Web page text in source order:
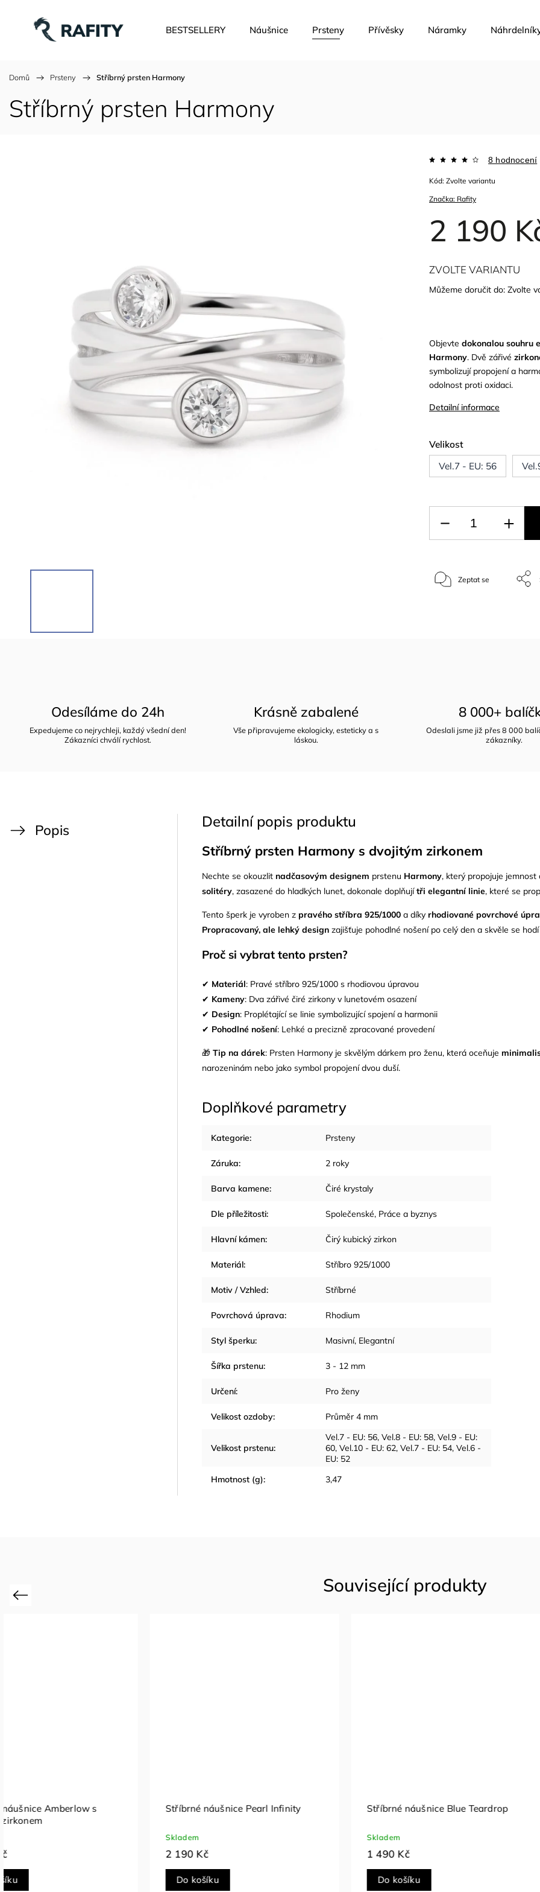
BESTSELLERY Náušnice Prsteny Přívěsky Náramky
Domů / Prsteny / Stříbrný prsten Harmony
Stříbrný prsten Harmony
Značka: Rafity
8 hodnocení
2 190
Kód: Zvolte variantu
Objevtedokonalou souhru
Harmony. Dvě zářivé
symbolizují propojení a
odolnost proti oxidaci.
Detailní informace
Velikost
Vel.7 - EU: 56
ZVOLTE VARIANTU
Můžeme doručit do: Zvolte
Zeptat se
Odesíláme do 24h
Expedujeme co nejrychleji, každý všední den!
Zákazníci chválí rychlost.
Krásně zabalené
Vše připravujeme ekologicky, esteticky a s
láskou.
8 000+
Odeslali jsme již přes 8 000
zákazníky.
Popis Detailní popis produktu
Stříbrný prsten Harmony s dvojitým zirkonem
Nechte se okouzlit nadčasovým designem prstenu Harmony, který propojuje
solitéry, zasazené do hladkých lunet, dokonale doplňujítři elegantní linie, které se
Tento šperk je vyroben z pravého stříbra 925/1000 a díky rhodiované povrchové
Propracovaný, ale lehký design zajišťuje pohodlné nošení po celý den a skvěle se
Proč si vybrat tento prsten?
✔ Materiál: Pravé stříbro 925/1000 s rhodiovou úpravou
✔ Kameny: Dva zářivé čiré zirkony v lunetovém osazení
✔ Design: Proplétající se linie symbolizující spojení a harmonii
✔ Pohodlné nošení: Lehké a precizně zpracované provedení
🎁 Tip na dárek: Prsten Harmony je skvělým dárkem pro ženu, která oceňuje
narozeninám nebo jako symbol propojení dvou duší.
Doplňkové parametry
Kategorie: Prsteny
Záruka: 2 roky
Barva kamene: Čiré krystaly
Dle příležitosti: Společenské, Práce a byznys
Hlavní kámen: Čirý kubický zirkon
Materiál: Stříbro 925/1000
Motiv / Vzhled: Stříbrné
Povrchová úprava: Rhodium
Styl šperku: Masivní, Elegantní
Šířka prstenu: 3 - 12 mm
Určení: Pro ženy
Velikost ozdoby: Průměr 4 mm
Velikost prstenu:
Vel.7 - EU: 56, Vel.8 - EU: 58, Vel.9 - EU:
60, Vel.10 - EU: 62, Vel.7 - EU: 54, Vel.6 -
EU: 52
Hmotnost (g): 3,47
Související produkty
Previous
Stříbrné náušnice Blue Teardrop Stříbrné náušnice Pearl Pure Stříbrné náušnice